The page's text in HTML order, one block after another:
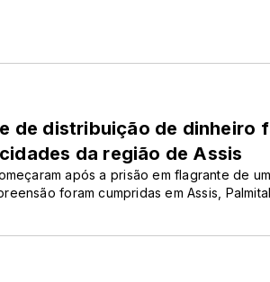
de distribuição de dinheiro
da região de Assis
após a prisão em flagrante de um
foram cumpridas em Assis,